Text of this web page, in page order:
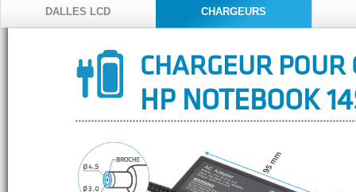
DALLES LCD CHARGEURS
CHARGEUR
HP NOTEBOOK